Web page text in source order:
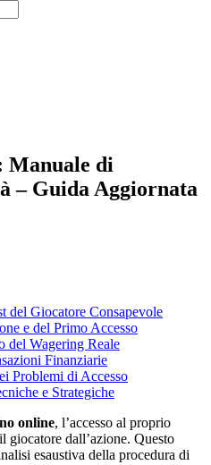
Manuale di
– Guida Aggiornata
del Giocatore Consapevole
e del Primo Accesso
del Wagering Reale
Finanziarie
Problemi di Accesso
e Strategiche
online, l’accesso al proprio
giocatore dall’azione. Questo
esaustiva della procedura di